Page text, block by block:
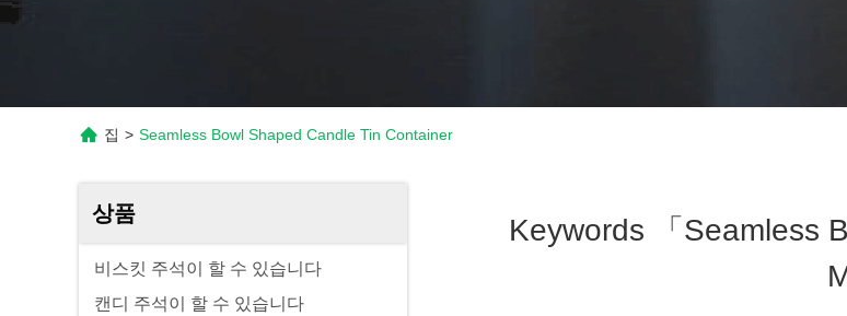
집 > Seamless Bowl Shaped Candle Tin Container
상품
비스킷 주석이 할 수 있습니다
캔디 주석이 할 수 있습니다
Keywords 「seamless